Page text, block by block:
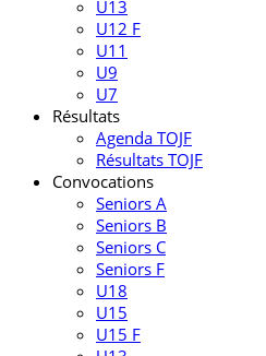
U13
U12 F
U11
U9
U7
Résultats
Agenda TOJF
Résultats TOJF
Convocations
Seniors A
Seniors B
Seniors C
Seniors F
U18
U15
U15 F